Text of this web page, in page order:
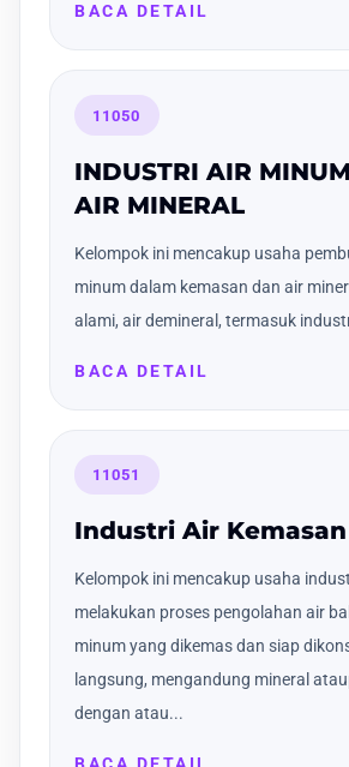
BACA DETAIL
11050
INDUSTRI AIR
AIR MINERAL
Kelompok ini mencakup usaha
minum dalam kemasan dan air
alami, air demineral, termasuk
BACA DETAIL
11051
Industri Air Kemasan
Kelompok ini mencakup usaha
melakukan proses pengolahan air
minum yang dikemas dan siap
langsung, mengandung mineral
dengan atau...